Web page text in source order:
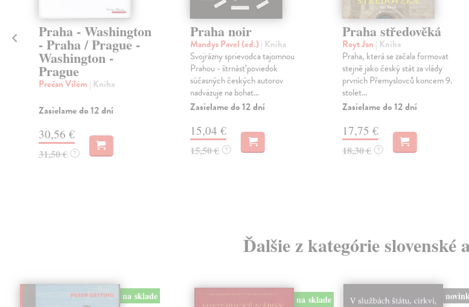
Praha - Washington
- Praha / Prague -
Washington -
Prague
Prečan Vilém | Kniha
Zasielame do 12 dní
30,56 €
31,50 € ?
Praha noir
Mandys Pavel (ed.)| Kniha
Svojrázny sprievodca tajomnou
Prahou - štrnásť poviedok
súčasných českých autorov
nadväzuje na bohat...
Zasielame do 12 dní
15,04 €
15,50 € ?
Praha středověká
Royt Jan | Kniha
Praha, která se začala formovat
stejně jako český stát za vlády
prvních Přemyslovců koncem 9.
stolet...
Zasielame do 12 dní
17,75 €
18,30 € ?
Ďalšie z kategórie slovenské
na sklade na sklade